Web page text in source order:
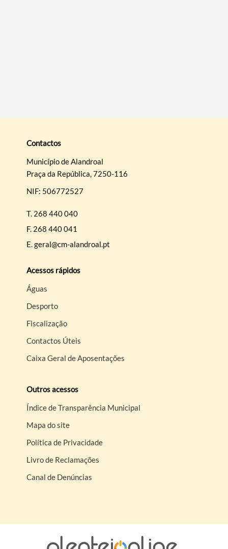
Contactos
Município de Alandroal
Praça da República, 7250-116
NIF: 506772527
T. 268 440 040
F. 268 440 041
E.geral@cm-alandroal.pt
Acessos rápidos
Águas
Desporto
Fiscalização
Contactos Úteis
Caixa Geral de Aposentações
Outros acessos
Índice de Transparência Municipal
Mapa do site
Política de Privacidade
Livro de Reclamações
Canal de Denúncias